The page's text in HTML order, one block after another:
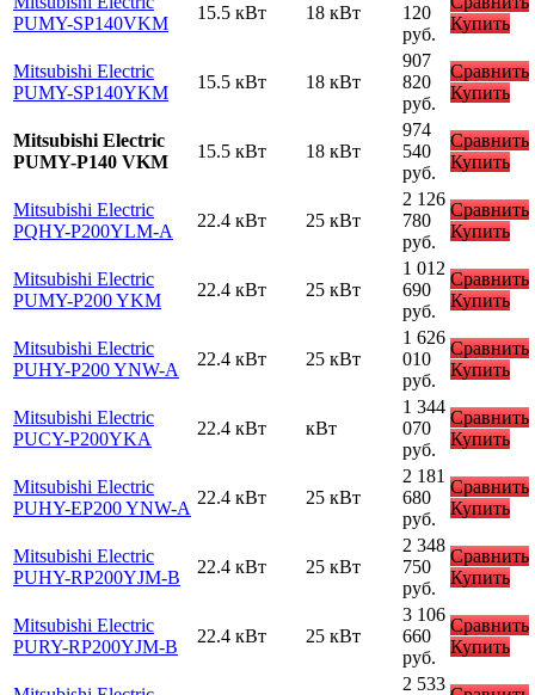
PUMY-SP140VKM
15.5 кВт 18 кВт
120
руб.
Купить
Mitsubishi Electric
PUMY-SP140YKM
15.5 кВт 18 кВт
907
820
руб.
Сравнить
Купить
Mitsubishi Electric
PUMY-P140 VKM
15.5 кВт 18 кВт
974
540
руб.
Сравнить
Купить
Mitsubishi Electric
PQHY-P200YLM-A
22.4 кВт 25 кВт
2 126
780
руб.
Сравнить
Купить
Mitsubishi Electric
PUMY-P200 YKM
22.4 кВт 25 кВт
1 012
690
руб.
Сравнить
Купить
Mitsubishi Electric
PUHY-P200 YNW-A
22.4 кВт 25 кВт
1 626
010
руб.
Сравнить
Купить
Mitsubishi Electric
PUCY-P200YKA
22.4 кВт кВт
1 344
070
руб.
Сравнить
Купить
Mitsubishi Electric
PUHY-EP200 YNW-A
22.4 кВт 25 кВт
2 181
680
руб.
Сравнить
Купить
Mitsubishi Electric
PUHY-RP200YJM-B
22.4 кВт 25 кВт
2 348
750
руб.
Сравнить
Купить
Mitsubishi Electric
PURY-RP200YJM-B
22.4 кВт 25 кВт
3 106
660
руб.
Сравнить
Купить
2 533